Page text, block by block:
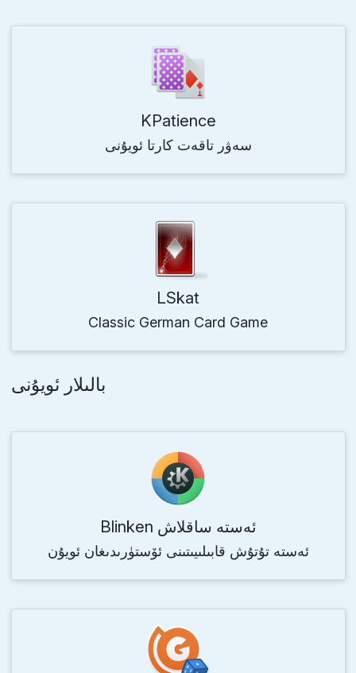
KPatience
سەۋر تاقەت كارتا ئويۇنى
LSkat
Classic German Card Game
بالىلار ئويۇنى
Blinken ئەستە ساقلاش
ئەستە تۇتۇش قابىلىيىتىنى ئۆستۈرىدىغان ئويۇن